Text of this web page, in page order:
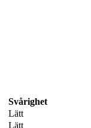
Svårighet
Lätt
Lätt